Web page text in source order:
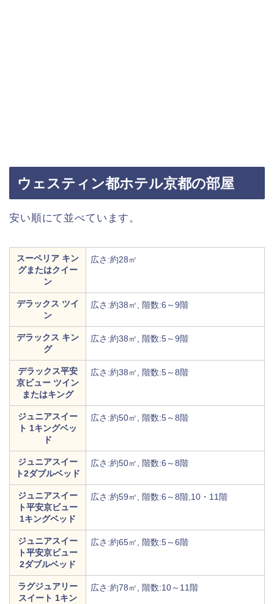
ウェスティン都ホテル京都の部屋
安い順にて並べています。
スーペリア キン
グまたはクイー
ン
広さ:約28㎡
デラックス ツイ
ン
広さ:約38㎡, 階数:6～9階
デラックス キン
グ
広さ:約38㎡, 階数:5～9階
デラックス平安
京ビュー ツイン
またはキング
広さ:約38㎡, 階数:5～8階
ジュニアスイー
ト 1キングベッ
ド
広さ:約50㎡, 階数:5～8階
ジュニアスイー
ト2ダブルベッド
広さ:約50㎡, 階数:6～8階
ジュニアスイー
ト平安京ビュー
1キングベッド
広さ:約59㎡, 階数:6～8階,10・11階
ジュニアスイー
ト平安京ビュー
2ダブルベッド
広さ:約65㎡, 階数:5～6階
ラグジュアリー
スイート 1キン
広さ:約78㎡, 階数:10～11階